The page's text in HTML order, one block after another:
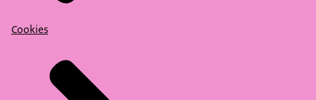
Cookies